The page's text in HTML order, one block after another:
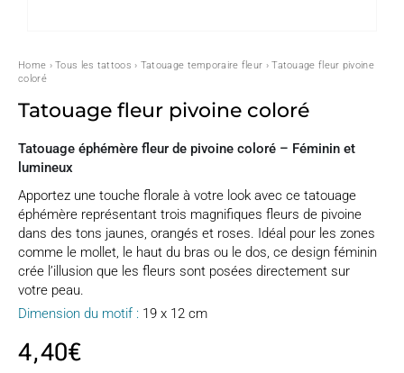
Home ›Tous les tattoos › Tatouage temporaire fleur › Tatouage fleur pivoine
coloré
Tatouage fleur pivoine coloré
Tatouage éphémère fleur de pivoine coloré – Féminin et
lumineux
Apportez une touche florale à votre look avec ce tatouage
éphémère représentant trois magnifiques fleurs de pivoine
dans des tons jaunes, orangés et roses. Idéal pour les zones
comme le mollet, le haut du bras ou le dos, ce design féminin
crée l’illusion que les fleurs sont posées directement sur
votre peau.
Dimension du motif : 19 x 12 cm
4,40€